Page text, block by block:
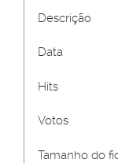
Descrição
Data
Hits
Votos
Tamanho do